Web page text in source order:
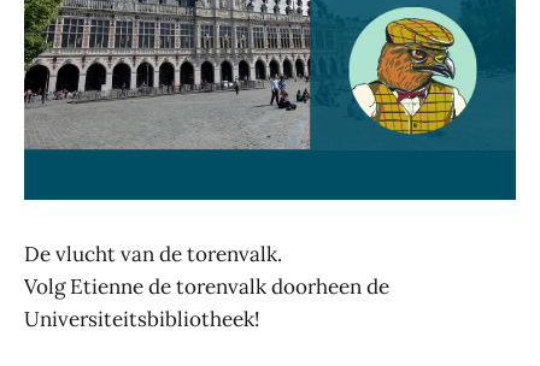
De vlucht van de torenvalk.
Volg Etienne de torenvalk doorheen de
Universiteitsbibliotheek!